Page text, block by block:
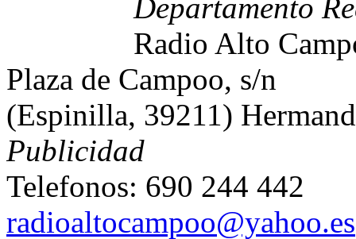
Departamento
Radio Alto
Plaza de Campoo, s/n
(Espinilla, 39211)
Publicidad
Telefonos: 690 244 442
radioaltocampoo@yahoo.es